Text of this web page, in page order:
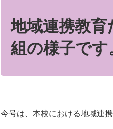
地域連携教
組の様子です
今号は、本校における地域連